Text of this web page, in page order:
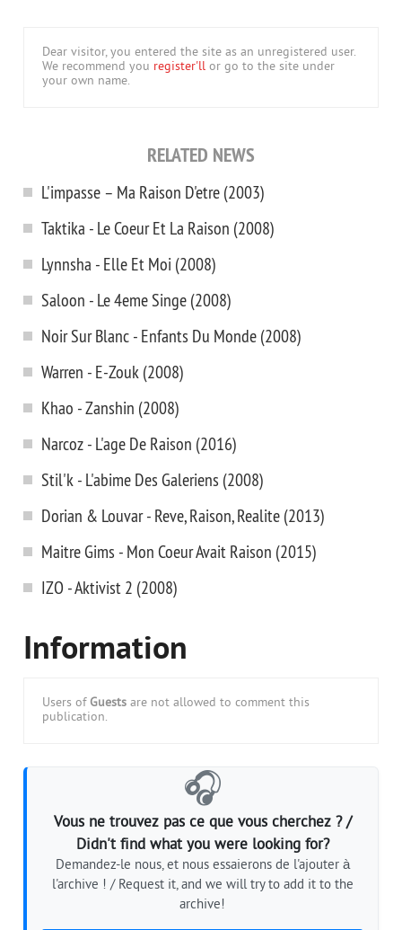
Dear visitor, you entered the site as an unregistered user.
We recommend you register'll or go to the site under
your own name.
RELATED NEWS
L'impasse – Ma Raison D'etre (2003)
Taktika - Le Coeur Et La Raison (2008)
Lynnsha - Elle Et Moi (2008)
Saloon - Le 4eme Singe (2008)
Noir Sur Blanc - Enfants Du Monde (2008)
Warren - E-Zouk (2008)
Khao - Zanshin (2008)
Narcoz - L'age De Raison (2016)
Stil'k - L'abime Des Galeriens (2008)
Dorian & Louvar - Reve, Raison, Realite (2013)
Maitre Gims - Mon Coeur Avait Raison (2015)
IZO - Aktivist 2 (2008)
Information
Users of Guests are not allowed to comment this
publication.
🎧
Vous ne trouvez pas ce que vous cherchez ? /
Didn't find what you were looking for?
Demandez-le nous, et nous essaierons de l'ajouter à
l'archive ! / Request it, and we will try to add it to the
archive!